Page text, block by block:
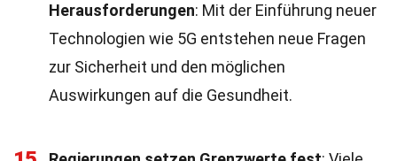
Herausforderungen: Mit der Einführung neuer
Technologien wie 5G entstehen neue Fragen
zur Sicherheit und den möglichen
Auswirkungen auf die Gesundheit.